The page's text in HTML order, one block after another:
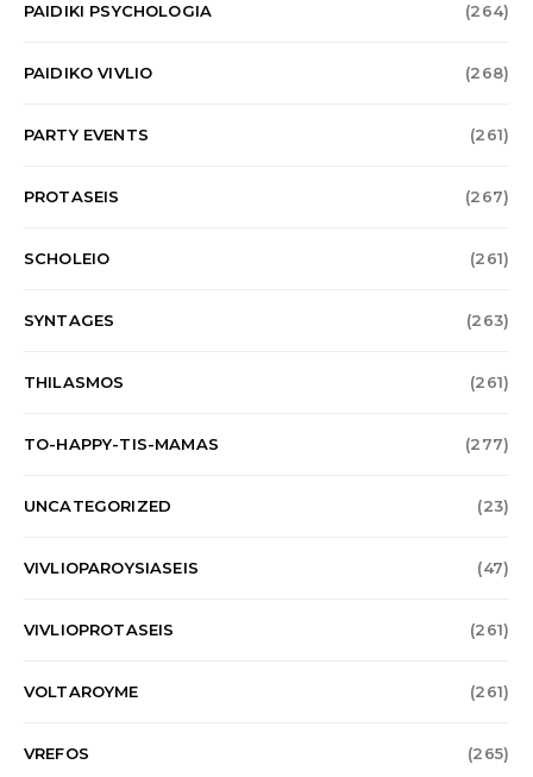
PAIDIKI PSYCHOLOGIA (264)
PAIDIKO VIVLIO (268)
PARTY EVENTS (261)
PROTASEIS (267)
SCHOLEIO (261)
SYNTAGES (263)
THILASMOS (261)
TO-HAPPY-TIS-MAMAS (277)
UNCATEGORIZED (23)
VIVLIOPAROYSIASEIS (47)
VIVLIOPROTASEIS (261)
VOLTAROYME (261)
VREFOS (265)